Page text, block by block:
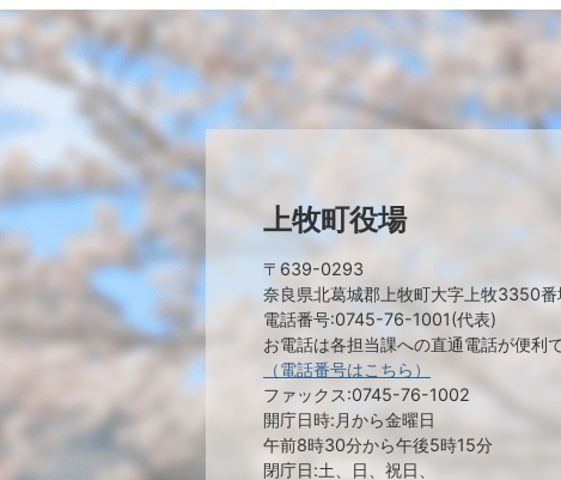
上牧町役場
〒639-0293
奈良県北葛城郡上牧町大字上牧3350番
電話番号:0745-76-1001(代表)
お電話は各担当課への直通電話が便利で
（電話番号はこちら）
ファックス:0745-76-1002
開庁日時:月から金曜日
午前8時30分から午後5時15分
閉庁日:土、日、祝日、